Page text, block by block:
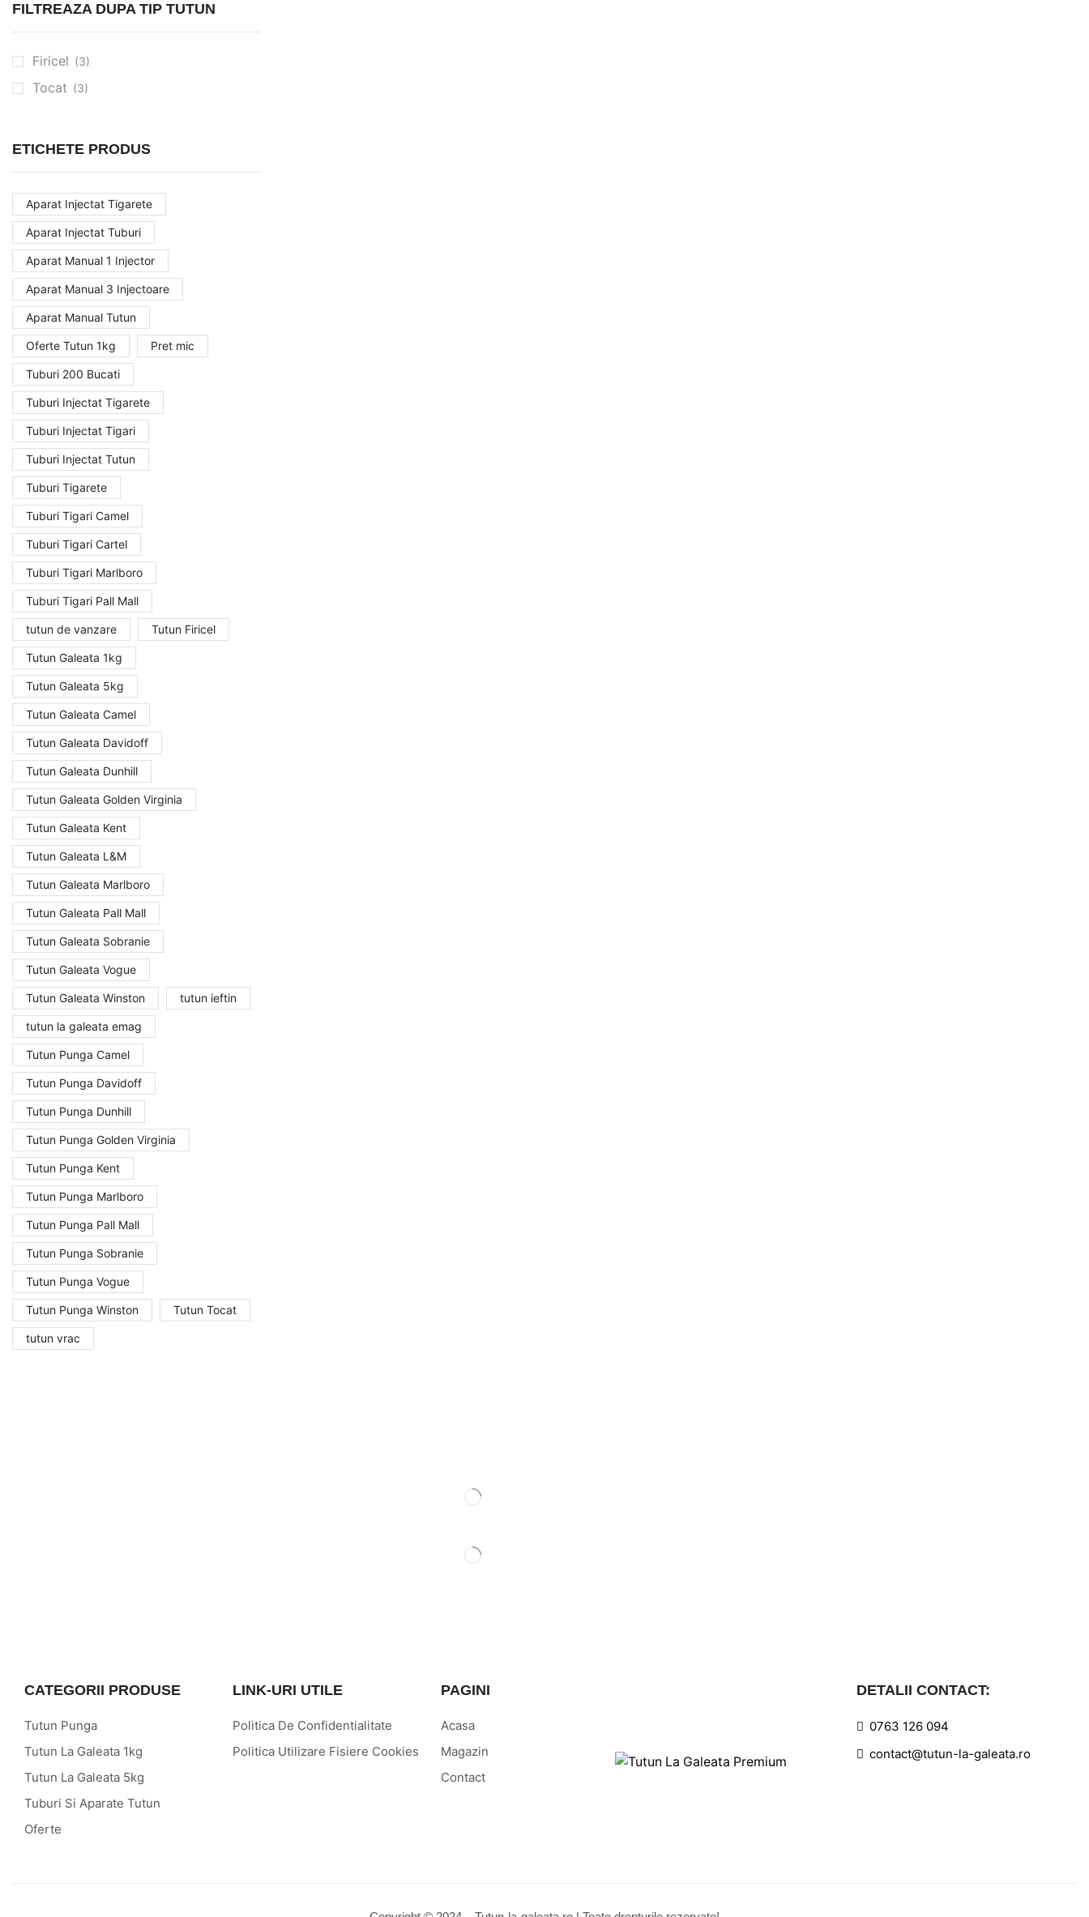
FILTREAZA DUPA TIP TUTUN
Firicel (3)
Tocat (3)
ETICHETE PRODUS
Aparat Injectat Tigarete
Aparat Injectat Tuburi
Aparat Manual 1 Injector
Aparat Manual 3 Injectoare
Aparat Manual Tutun
Oferte Tutun 1kg Pret mic
Tuburi 200 Bucati
Tuburi Injectat Tigarete
Tuburi Injectat Tigari
Tuburi Injectat Tutun
Tuburi Tigarete
Tuburi Tigari Camel
Tuburi Tigari Cartel
Tuburi Tigari Marlboro
Tuburi Tigari Pall Mall
tutun de vanzare Tutun Firicel
Tutun Galeata 1kg
Tutun Galeata 5kg
Tutun Galeata Camel
Tutun Galeata Davidoff
Tutun Galeata Dunhill
Tutun Galeata Golden Virginia
Tutun Galeata Kent
Tutun Galeata L&M
Tutun Galeata Marlboro
Tutun Galeata Pall Mall
Tutun Galeata Sobranie
Tutun Galeata Vogue
Tutun Galeata Winston tutun ieftin
tutun la galeata emag
Tutun Punga Camel
Tutun Punga Davidoff
Tutun Punga Dunhill
Tutun Punga Golden Virginia
Tutun Punga Kent
Tutun Punga Marlboro
Tutun Punga Pall Mall
Tutun Punga Sobranie
Tutun Punga Vogue
Tutun Punga Winston Tutun Tocat
tutun vrac
CATEGORII PRODUSE
Tutun Punga
Tutun La Galeata 1kg
Tutun La Galeata 5kg
Tuburi Si Aparate Tutun
Oferte
LINK-URI UTILE
Politica De Confidentialitate
Politica Utilizare Fisiere Cookies
PAGINI
Acasa
Magazin
Contact
DETALII CONTACT:
0763 126 094
contact@tutun-la-galeata.ro